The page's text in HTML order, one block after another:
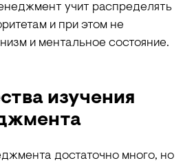
учит распределять
и при этом не
и ментальное состояние.
изучения
достаточно много, но